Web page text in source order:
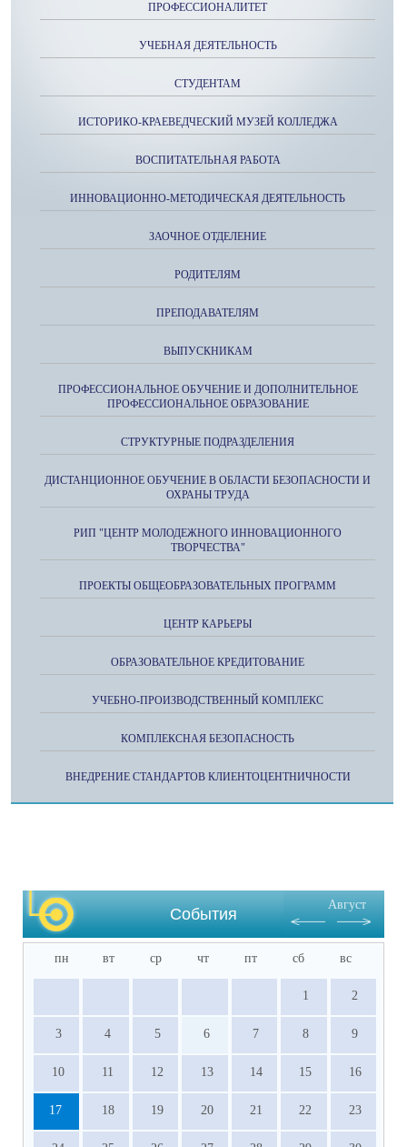
ПРОФЕССИОНАЛИТЕТ
УЧЕБНАЯ ДЕЯТЕЛЬНОСТЬ
СТУДЕНТАМ
ИСТОРИКО-КРАЕВЕДЧЕСКИЙ МУЗЕЙ КОЛЛЕДЖА
ВОСПИТАТЕЛЬНАЯ РАБОТА
ИННОВАЦИОННО-МЕТОДИЧЕСКАЯ ДЕЯТЕЛЬНОСТЬ
ЗАОЧНОЕ ОТДЕЛЕНИЕ
РОДИТЕЛЯМ
ПРЕПОДАВАТЕЛЯМ
ВЫПУСКНИКАМ
ПРОФЕССИОНАЛЬНОЕ ОБУЧЕНИЕ И ДОПОЛНИТЕЛЬНОЕ
ПРОФЕССИОНАЛЬНОЕ ОБРАЗОВАНИЕ
СТРУКТУРНЫЕ ПОДРАЗДЕЛЕНИЯ
ДИСТАНЦИОННОЕ ОБУЧЕНИЕ В ОБЛАСТИ БЕЗОПАСНОСТИ И
ОХРАНЫ ТРУДА
РИП "ЦЕНТР МОЛОДЕЖНОГО ИННОВАЦИОННОГО
ТВОРЧЕСТВА"
ПРОЕКТЫ ОБЩЕОБРАЗОВАТЕЛЬНЫХ ПРОГРАММ
ЦЕНТР КАРЬЕРЫ
ОБРАЗОВАТЕЛЬНОЕ КРЕДИТОВАНИЕ
УЧЕБНО-ПРОИЗВОДСТВЕННЫЙ КОМПЛЕКС
КОМПЛЕКСНАЯ БЕЗОПАСНОСТЬ
ВНЕДРЕНИЕ СТАНДАРТОВ КЛИЕНТОЦЕНТНИЧНОСТИ
События
Август
пн вт ср чт пт сб вс
1 2
3 4 5 6 7 8 9
10 11 12 13 14 15 16
17 18 19 20 21 22 23